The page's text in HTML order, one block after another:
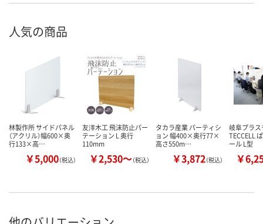
人気の商品
林製作所 サイドパネル
（アクリル）幅600×奥
行133×高…
￥5,000（税込）
友澤木工 飛沫防止パー
テーション L 奥行
110mm
￥2,530～（税込）
タカラ産業 パーティシ
ョン 幅400×奥行77×
高さ550m…
￥3,872（税込）
岐阜プラ
TECCELL
ール L型
￥